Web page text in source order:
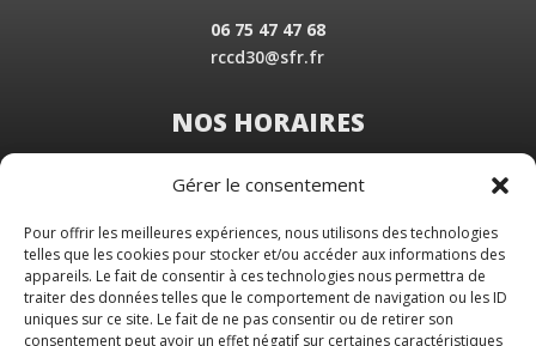
Gérer le consentement
Pour offrir les meilleures expériences, nous utilisons des technologies
telles que les cookies pour stocker et/ou accéder aux informations des
appareils. Le fait de consentir à ces technologies nous permettra de
traiter des données telles que le comportement de navigation ou les ID
uniques sur ce site. Le fait de ne pas consentir ou de retirer son
consentement peut avoir un effet négatif sur certaines caractéristiques
06 75 47 47 68
rccd30@sfr.fr
NOS HORAIRES
Du Lundi au Vendredi
Samedi sur rendez-vous